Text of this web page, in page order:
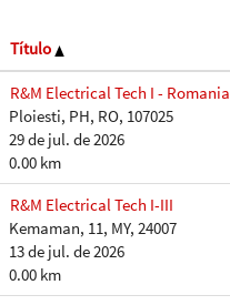
Título
R&M Electrical Tech I - Romania
Ploiesti, PH, RO, 107025
29 de jul. de 2026
0.00 km
R&M Electrical Tech I-III
Kemaman, 11, MY, 24007
13 de jul. de 2026
0.00 km